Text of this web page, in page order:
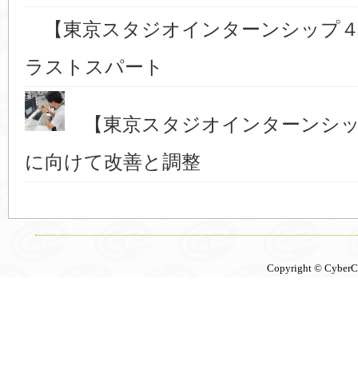
【東京スタジオインターンシップ
ラストスパート
【東京スタジオインターンシ
に向けて改善と調整
Copyright ©